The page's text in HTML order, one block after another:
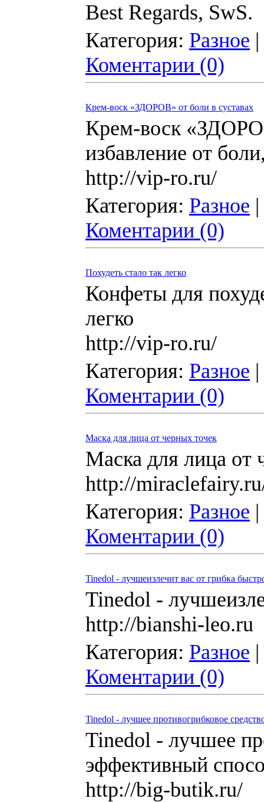
Best Regards, SwS.
Категория: Разное
Коментарии (0)
Крем-воск «ЗДОРОВ» от боли в суставах
Крем-воск
избавление от
http://vip-ro.ru/
Категория: Разное
Коментарии (0)
Похудеть стало так легко
Конфеты для
легко
http://vip-ro.ru/
Категория: Разное
Коментарии (0)
Маска для лица от черных точек
Маска для лица от
http://
Категория: Разное
Коментарии (0)
Tinedol - лучшеизлечит вас от грибка
Tinedol -
http://bianshi-leo.ru
Категория: Разное
Коментарии (0)
Tinedol - лучшее противогрибковое
Tinedol - лучшее
эффективный
http://big-butik.ru/